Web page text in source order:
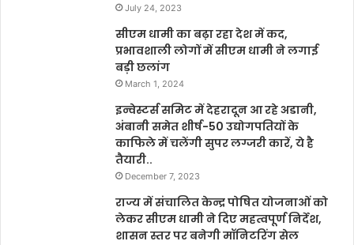
July 24, 2023
सीएम धामी का बढ़ा रहा देश में कद,
प्रभावशाली लोगों में सीएम धामी ने लगाई
बड़ी छलांग
March 1, 2024
इन्वेस्टर्स समिट में देहरादून आ रहे अडानी,
अंबानी समेत शीर्ष-50 उद्योगपतियों के
काफिले में चलेंगी सुपर लग्जरी कारें, ये है
तैयारी..
December 7, 2023
राज्य में संचालित केन्द्र पोषित योजनाओं को
लेकर सीएम धामी ने दिए महत्वपूर्ण निर्देश,
शासन स्तर पर बनेगी मॉनिटरिंग सेल